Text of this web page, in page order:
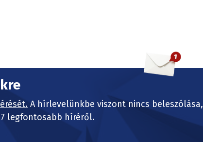
A hírlevelünkbe viszont nincs beleszólása,
legfontosabb híréről.